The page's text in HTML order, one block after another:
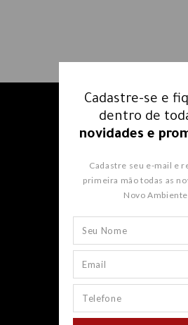
Receba nossos e-
por dentrode
CADASTRAR
Cadastre-se e
dentro de
novidades e
Cadastre seu e-mail e
primeira mão todas as
Novo Ambiente.